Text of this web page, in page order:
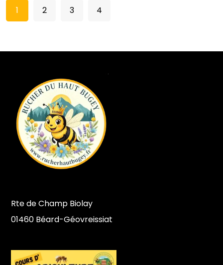
1 2 3 4
Rte de Champ Biolay
01460 Béard-Géovreissiat